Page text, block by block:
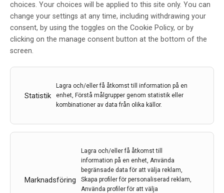
choices. Your choices will be applied to this site only. You can
change your settings at any time, including withdrawing your
consent, by using the toggles on the Cookie Policy, or by
clicking on the manage consent button at the bottom of the
screen.
Statistik
Lagra och/eller få åtkomst till information på en
enhet, Förstå målgrupper genom statistik eller
kombinationer av data från olika källor.
Marknadsföring
Lagra och/eller få åtkomst till
information på en enhet, Använda
begränsade data för att välja reklam,
Skapa profiler för personaliserad reklam,
Använda profiler för att välja
Studie visar ingen effekt vid
ovanlig ärftlig Alzheimers
Ännu en gång har en studie visat att två nya medel
minne och kognitiv förmåga påverkades inte.